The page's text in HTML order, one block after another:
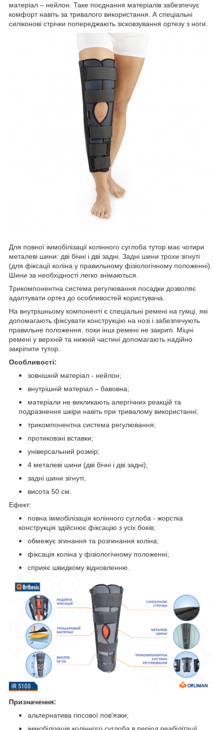
матеріал – нейлон. Таке поєднання матеріалів забезпечує
комфорт навіть за тривалого використання. А спеціальні
силіконові стрічки попереджають зісковзування ортезу з ноги.
Для повної іммобілізації колінного суглоба тутор має чотири
металеві шини: дві бічні і дві задні. Задні шини трохи зігнуті
(для фіксації коліна у правильному фізіологічному положенні).
Шини за необхідності легко знімаються.
Трикомпонентна система регулювання посадки дозволяє
адаптувати ортез до особливостей користувача.
На внутрішньому компоненті є спеціальні ремені на гумці, які
допомагають фіксувати конструкцію на нозі і забезпечують
правильне положення, поки інші ремені не закриті. Міцні
ремені у верхній та нижній частині допомагають надійно
закріпити тутор.
Особливості:
зовнішній матеріал - нейлон;
внутрішній матеріал – бавовна;
матеріали не викликають алергічних реакцій та
подразнення шкіри навіть при тривалому використанні;
трикомпонентна система регулювання;
протиковзні вставки;
універсальний розмір;
4 металеві шини (дві бічні і дві задні);
задні шини зігнуті;
висота 50 см.
Ефект:
повна іммобілізація колінного суглоба - жорстка
конструкція здійснює фіксацію з усіх боків;
обмежує згинання та розгинання коліна;
фіксація коліна у фізіологічному положенні;
сприяє швидкому відновленню.
Призначення:
альтернатива гіпсової пов'язки;
іммобілізація колінного суглоба в період реабілітації